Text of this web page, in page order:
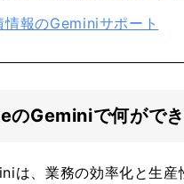
報のGeminiサポート
Geminiで何ができ
、業務の効率化と生産